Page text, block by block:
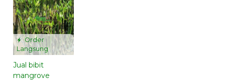
Order
Langsung
Jual bibit
mangrove